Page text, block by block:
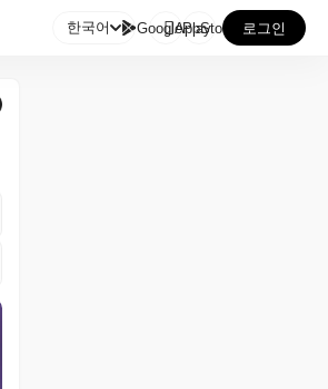
한국어 GooglePlay
AppStore 로그인